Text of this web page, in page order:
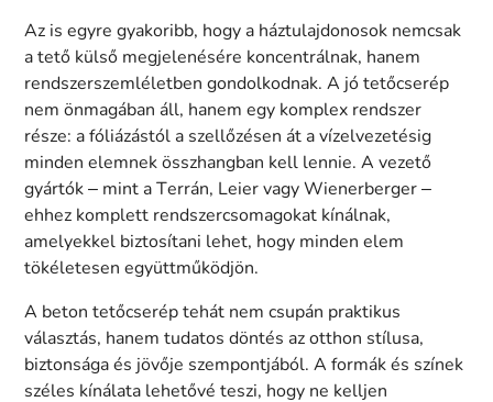
Az is egyre gyakoribb, hogy a háztulajdonosok nemcsak
a tető külső megjelenésére koncentrálnak, hanem
rendszerszemléletben gondolkodnak. A jó tetőcserép
nem önmagában áll, hanem egy komplex rendszer
része: a fóliázástól a szellőzésen át a vízelvezetésig
minden elemnek összhangban kell lennie. A vezető
gyártók – mint a Terrán, Leier vagy Wienerberger –
ehhez komplett rendszercsomagokat kínálnak,
amelyekkel biztosítani lehet, hogy minden elem
tökéletesen együttműködjön.
A beton tetőcserép tehát nem csupán praktikus
választás, hanem tudatos döntés az otthon stílusa,
biztonsága és jövője szempontjából. A formák és színek
széles kínálata lehetővé teszi, hogy ne kelljen